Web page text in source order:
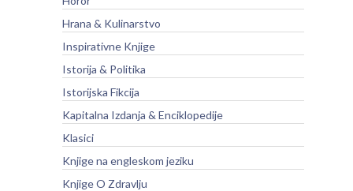
Hrana & Kulinarstvo
Inspirativne Knjige
Istorija & Politika
Istorijska Fikcija
Kapitalna Izdanja & Enciklopedije
Klasici
Knjige na engleskom jeziku
Knjige O Zdravlju